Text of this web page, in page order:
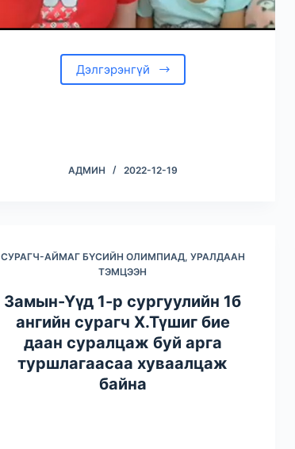
Дэлгэрэнгүй
АДМИН 2022-12-19
СУРАГЧ-АЙМАГ БҮСИЙН ОЛИМПИАД, УРАЛДААН
ТЭМЦЭЭН
Замын-Үүд 1-р сургуулийн 1б
ангийн сурагч Х.Түшиг бие
даан суралцаж буй арга
туршлагаасаа хуваалцаж
байна